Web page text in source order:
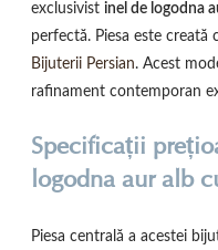
exclusivist inel de logodna
perfectă. Piesa este
Bijuterii Persian. Acest
rafinament contemporan
Specificații
logodna aur alb
Piesa centrală a acestei